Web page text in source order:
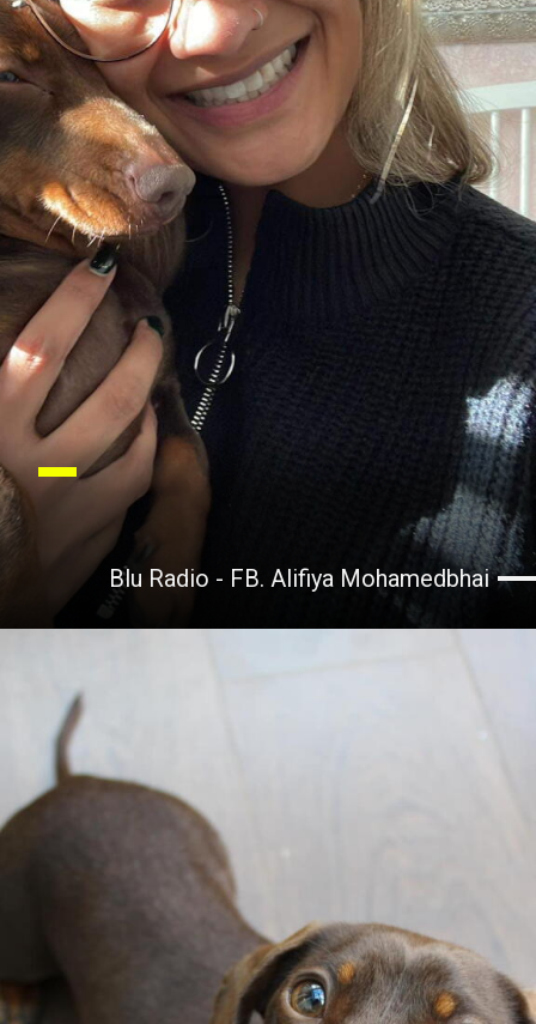
Blu Radio - FB. Alifiya Mohamedbhai